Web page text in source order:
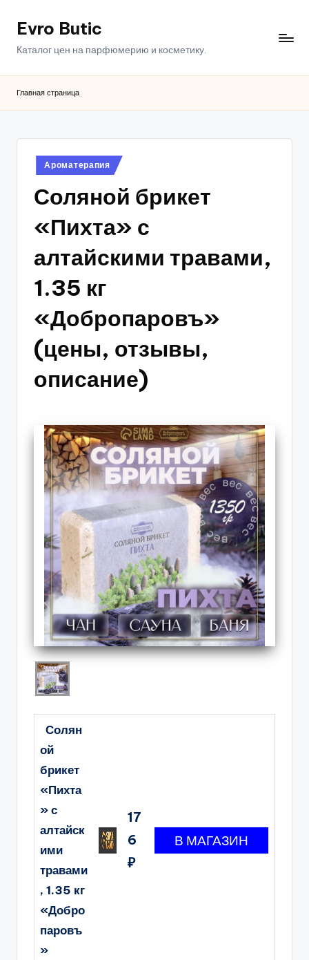
ПерейтиEvro Butic
Каталог цен на парфюмерию и косметику.
Главная страница
Опубликовано
в
Ароматерапия
Соляной брикет
«Пихта» с
алтайскими травами,
1.35 кг
«Добропаровъ»
(цены, отзывы,
описание)
Солян
ой
брикет
«Пихта
» с
алтайск
ими
травами
, 1.35 кг
«Добро
паровъ
»
17
6
₽